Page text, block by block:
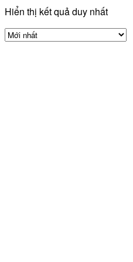
Hiển thị kết quả duy nhất